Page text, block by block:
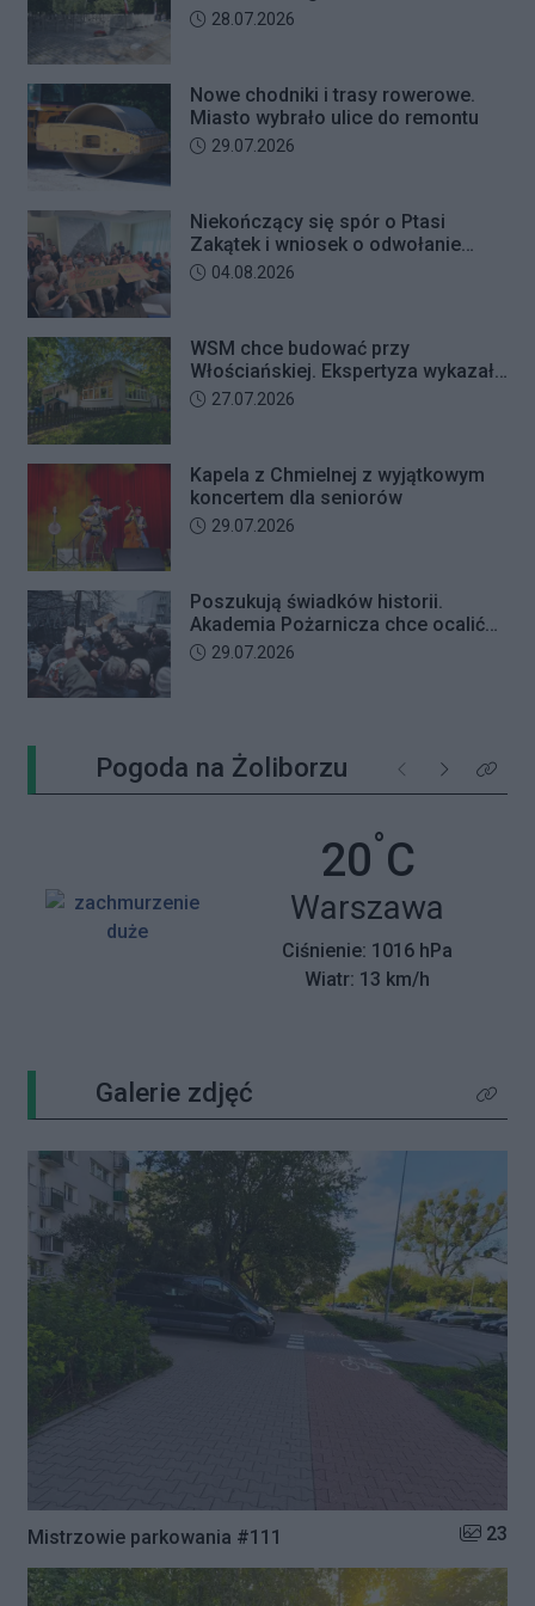
Bielanach
Data dodania artykułu:
28.07.2026
Nowe chodniki i trasy rowerowe.
Miasto wybrało ulice do remontu
Data dodania artykułu:
29.07.2026
Niekończący się spór o Ptasi
Zakątek i wniosek o odwołanie
przewodniczącego Rady Dzielnicy
Data dodania artykułu:
04.08.2026
WSM chce budować przy
Włościańskiej. Ekspertyza wykazała
problemy z gruntem pod
Data dodania artykułu:
27.07.2026
Kapela z Chmielnej z wyjątkowym
koncertem dla seniorów
Data dodania artykułu:
29.07.2026
Poszukują świadków historii.
Akademia Pożarnicza chce ocalić
wspomnienia z pamiętnego strajku
Data dodania artykułu:
29.07.2026
Pogoda na Żoliborzu Poprzednie
NastępneKliknij
20°C
Miasto:
Warszawa
Ciśnienie: 1016 hPa
Wiatr: 13 km/h
Galerie zdjęć Kliknij
Mistrzowie parkowania #111 Liczba
23